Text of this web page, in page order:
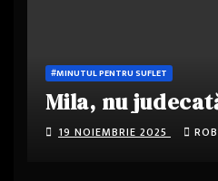
#MINUTUL PENTRU SUFLET
Mila, nu
19 NOIEMBRIE 2025